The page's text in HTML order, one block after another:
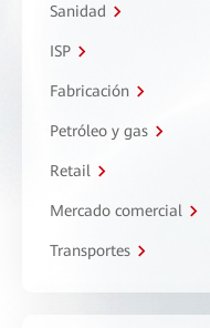
Sanidad
ISP
Fabricación
Petróleo y gas
Retail
Mercado comercial
Transportes